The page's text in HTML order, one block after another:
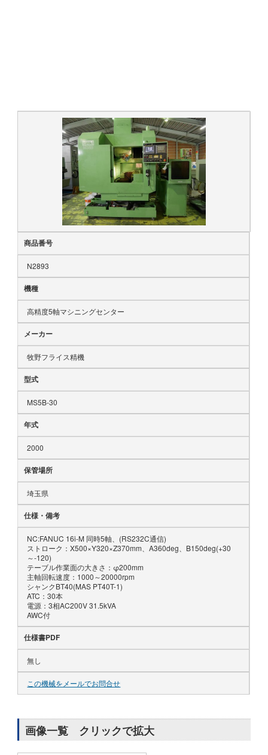
商品番号
N2893
機種
高精度5軸マシニングセンター
メーカー
牧野フライス精機
型式
MS5B-30
年式
2000
保管場所
埼玉県
仕様・備考
NC:FANUC 16i-M 同時5軸、(RS232C通信)
ストローク：X500×Y320×Z370mm、A360deg、B150deg(+30
～-120)
テーブル作業面の大きさ：φ200mm
主軸回転速度：1000～20000rpm
シャンクBT40(MAS PT40T-1)
ATC：30本
電源：3相AC200V 31.5kVA
AWC付
仕様書PDF
無し
この機械をメールでお問合せ
画像一覧 クリックで拡大